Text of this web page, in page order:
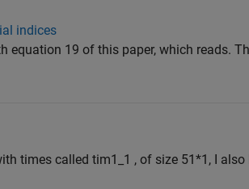
indices
equation 19 of this paper, which reads.
times called tim1_1 , of size 51*1, I